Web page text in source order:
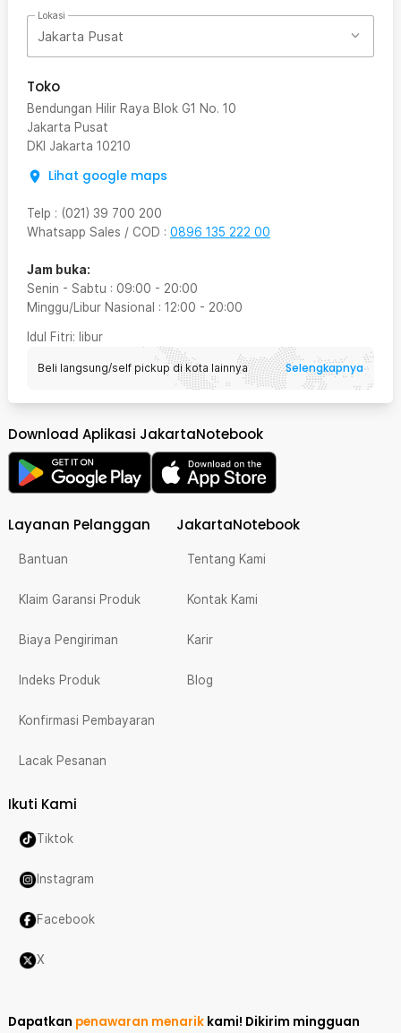
Lokasi
Jakarta Pusat
Toko
Bendungan Hilir Raya Blok G1 No. 10
Jakarta Pusat
DKI Jakarta 10210
Lihat google maps
Telp : (021) 39 700 200
Whatsapp Sales / COD : 0896 135 222 00
Jam buka:
Senin - Sabtu : 09:00 - 20:00
Minggu/Libur Nasional : 12:00 - 20:00
Idul Fitri: libur
Beli langsung/self pickup di kota lainnya Selengkapnya
Download Aplikasi JakartaNotebook
Layanan Pelanggan
Bantuan
Klaim Garansi Produk
Biaya Pengiriman
Indeks Produk
Konfirmasi Pembayaran
Lacak Pesanan
JakartaNotebook
Tentang Kami
Kontak Kami
Karir
Blog
Ikuti Kami
Tiktok
Instagram
Facebook
X
Dapatkan penawaran menarik kami! Dikirim mingguan